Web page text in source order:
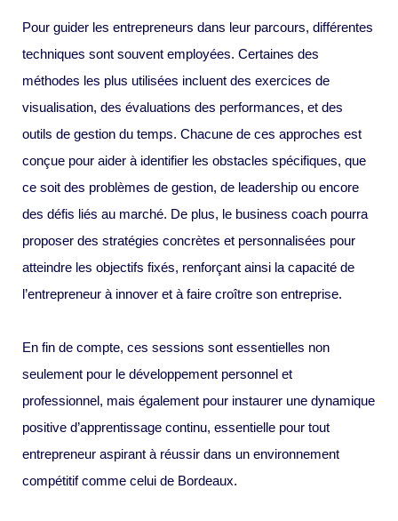
Pour guider les entrepreneurs dans leur parcours, différentes
techniques sont souvent employées. Certaines des
méthodes les plus utilisées incluent des exercices de
visualisation, des évaluations des performances, et des
outils de gestion du temps. Chacune de ces approches est
conçue pour aider à identifier les obstacles spécifiques, que
ce soit des problèmes de gestion, de leadership ou encore
des défis liés au marché. De plus, le business coach pourra
proposer des stratégies concrètes et personnalisées pour
atteindre les objectifs fixés, renforçant ainsi la capacité de
l’entrepreneur à innover et à faire croître son entreprise.
En fin de compte, ces sessions sont essentielles non
seulement pour le développement personnel et
professionnel, mais également pour instaurer une dynamique
positive d’apprentissage continu, essentielle pour tout
entrepreneur aspirant à réussir dans un environnement
compétitif comme celui de Bordeaux.